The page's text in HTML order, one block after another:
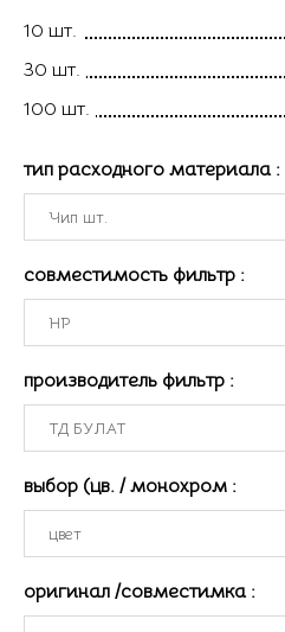
10 шт.
30 шт.
100 шт.
тип расходного материала :
совместимость фильтр :
производитель фильтр :
выбор (цв. / монохром :
оригинал /совместимка :